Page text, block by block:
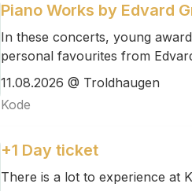
Piano Works by Edvard
In these concerts, young
personal favourites from
11.08.2026 @ Troldhaugen
Kode
+1 Day ticket
There is a lot to experience at